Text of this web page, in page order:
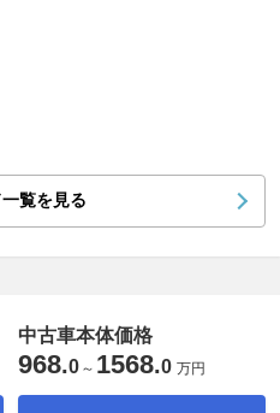
覧を見る
中古車本体価格
968.0 ～ 1568.0 万円